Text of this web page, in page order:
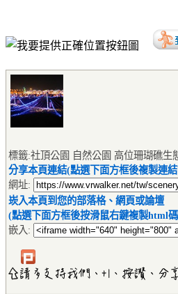
標籤:社頂公園 自然公園 高位珊瑚礁生
分享本頁連結(點選下面方框後複製連
網址:
崁入本頁到您的部落格、網頁或論壇
(點選下面方框後按滑鼠右鍵複製html
嵌入: